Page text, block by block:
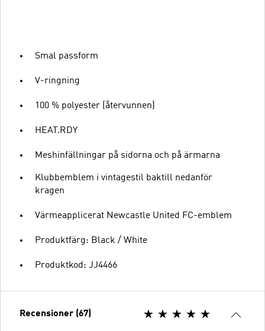
Smal passform
V-ringning
100 % polyester (återvunnen)
HEAT.RDY
Meshinfällningar på sidorna och på ärmarna
Klubbemblem i vintagestil baktill nedanför
kragen
Värmeapplicerat Newcastle United FC-emblem
Produktfärg: Black / White
Produktkod: JJ4466
Recensioner (67)